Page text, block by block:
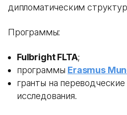
дипломатическим
Программы:
Fulbright FLTA;
программы Erasmus
гранты на
исследования.